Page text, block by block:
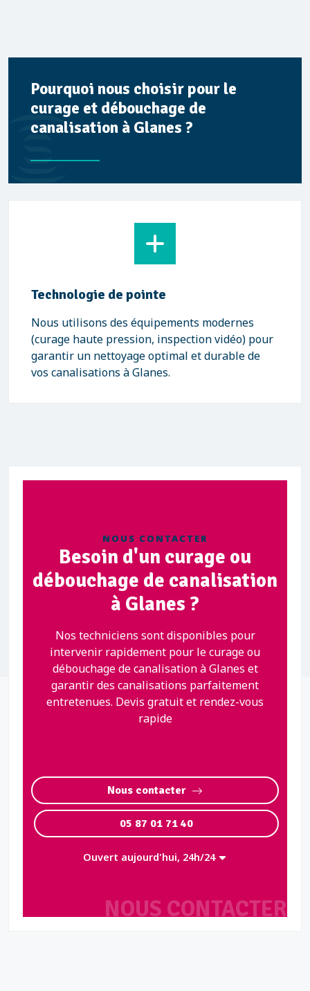
Pourquoi nous choisir pour le
curage et débouchage de
canalisation à Glanes ?
Technologie de pointe
Nous utilisons des équipements modernes
(curage haute pression, inspection vidéo) pour
garantir un nettoyage optimal et durable de
vos canalisations à Glanes.
NOUS CONTACTER
NOUS CONTACTER
Besoin d'un curage ou
débouchage de canalisation
à Glanes ?
Nos techniciens sont disponibles pour
intervenir rapidement pour le curage ou
débouchage de canalisation à Glanes et
garantir des canalisations parfaitement
entretenues. Devis gratuit et rendez-vous
rapide
Nous contacter
05 87 01 71 40
Ouvert aujourd'hui, 24h/24